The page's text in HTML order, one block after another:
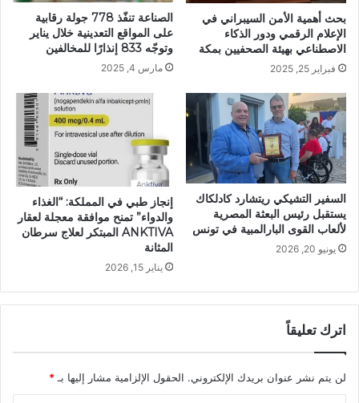
بحث أهمية الأمن السيبراني في
الإعلام الرقمي ودور الذكاء
الاصطناعي بهيئة الصحفيين بمكة
فبراير 25, 2025
الصناعة تنفّذ 778 جولة رقابية
على المواقع التعدينية خلال يناير
وتوجّه 833 إنذارًا للمخالفين
مارس 4, 2025
السفير التشيكي ريتشارد كادلكاك
يستقبل رئيس البعثة المصرية
لألعاب القوى البارالمبية في تونس
يونيو 20, 2026
إنجاز طبي في المملكة: “الغذاء
والدواء” تمنح موافقة معجلة لعقار
ANKTIVA المبتكر لعلاج سرطان
المثانة
يناير 15, 2026
اترك تعليقاً
لن يتم نشر عنوان بريدك الإلكتروني. الحقول الإلزامية مشار إليها بـ *